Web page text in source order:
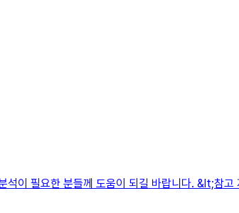
석이 필요한 분들께 도움이 되길 바랍니다.